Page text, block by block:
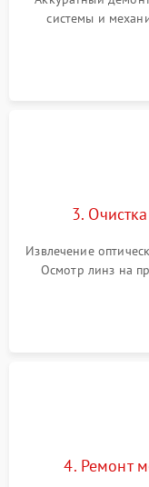
системы и
внутренних
уплотнительных
3.
Извлечение
Осмотр линз на
покрытия или
спецрастворами.
4. Ремонт